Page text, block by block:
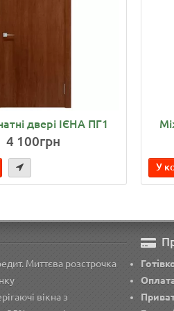
двері ІЄНА ПГ1
4 100грн
У
Миттєва розстрочка
вікна з